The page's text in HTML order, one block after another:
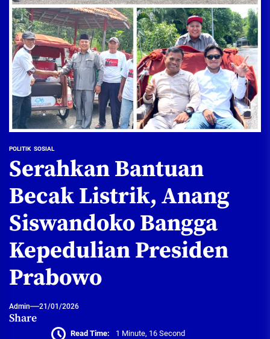
POLITIK SOSIAL
Serahkan Bantuan
Becak Listrik, Anang
Siswandoko Bangga
Kepedulian Presiden
Prabowo
Admin 21/01/2026
Share
Read Time: 1 Minute, 16 Second